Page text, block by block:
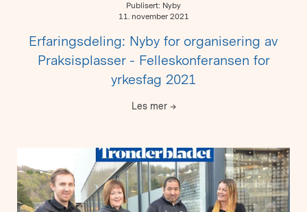
Publisert: Nyby
11. november 2021
Erfaringsdeling: Nyby for organisering av
Praksisplasser - Felleskonferansen for
yrkesfag 2021
Les mer →